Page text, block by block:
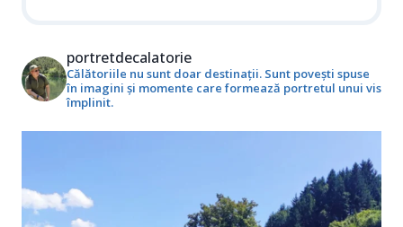
portretdecalatorie
Călătoriile nu sunt doar destinații. Sunt povești spuse
în imagini și momente care formează portretul unui vis
împlinit.